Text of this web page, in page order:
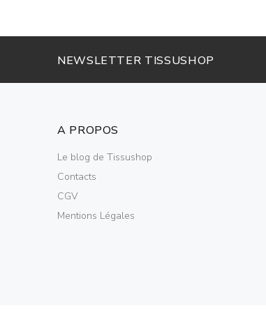
NEWSLETTER TISSUSHOP
A PROPOS
Le blog de Tissushop
Contacts
CGV
Mentions Légales